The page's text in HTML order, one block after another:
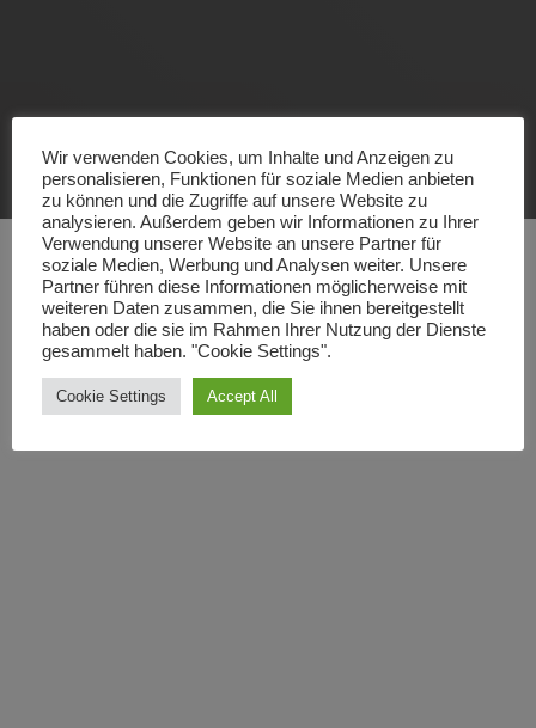
Wir verwenden Cookies, um Inhalte und Anzeigen zu
personalisieren, Funktionen für soziale Medien anbieten
zu können und die Zugriffe auf unsere Website zu
analysieren. Außerdem geben wir Informationen zu Ihrer
Verwendung unserer Website an unsere Partner für
soziale Medien, Werbung und Analysen weiter. Unsere
Partner führen diese Informationen möglicherweise mit
weiteren Daten zusammen, die Sie ihnen bereitgestellt
haben oder die sie im Rahmen Ihrer Nutzung der Dienste
gesammelt haben. "Cookie Settings".
Cookie Settings Accept All